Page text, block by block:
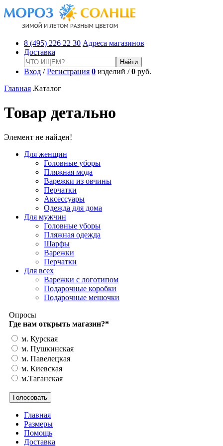
8 (495) 226 22 30 Адреса магазинов
Доставка
Вход /Регистрация 0 изделий /0 руб.
Главная Каталог
Товар детально
Элемент не найден!
Для женщин
Головные уборы
Пляжная мода
Варежки из овчины
Перчатки
Аксессуары
Одежда для дома
Для мужчин
Головные уборы
Пляжная одежда
Шарфы
Варежки
Перчатки
Для всех
Варежки с логотипом
Подарочные коробки
Подарочные мешочки
Опросы
Где нам открыть магазин?*
м. Курская
м. Пушкинская
м. Павелецкая
м. Киевская
м.Таганская
Главная
Размеры
Помощь
Доставка